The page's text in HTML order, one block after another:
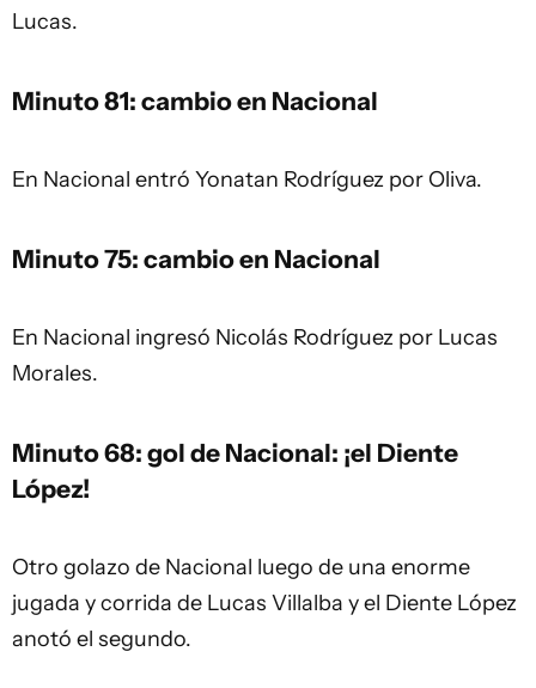
Lucas.
Minuto 81: cambio en Nacional
En Nacional entró Yonatan Rodríguez por Oliva.
Minuto 75: cambio en Nacional
En Nacional ingresó Nicolás Rodríguez por Lucas
Morales.
Minuto 68: gol de Nacional: ¡el Diente
López!
Otro golazo de Nacional luego de una enorme
jugada y corrida de Lucas Villalba y el Diente López
anotó el segundo.